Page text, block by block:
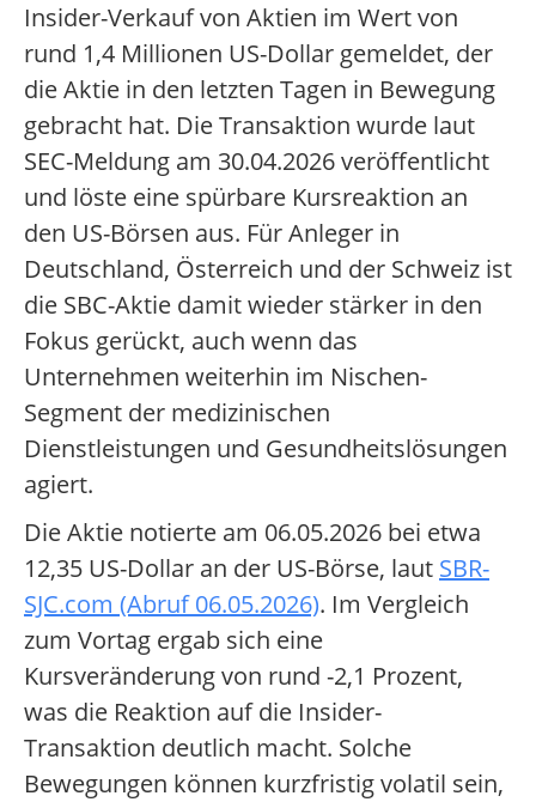
Insider-Verkauf von Aktien im Wert von
rund 1,4 Millionen US-Dollar gemeldet, der
die Aktie in den letzten Tagen in Bewegung
gebracht hat. Die Transaktion wurde laut
SEC-Meldung am 30.04.2026 veröffentlicht
und löste eine spürbare Kursreaktion an
den US-Börsen aus. Für Anleger in
Deutschland, Österreich und der Schweiz ist
die SBC-Aktie damit wieder stärker in den
Fokus gerückt, auch wenn das
Unternehmen weiterhin im Nischen-
Segment der medizinischen
Dienstleistungen und Gesundheitslösungen
agiert.
Die Aktie notierte am 06.05.2026 bei etwa
12,35 US-Dollar an der US-Börse, laut SBR-
SJC.com (Abruf 06.05.2026). Im Vergleich
zum Vortag ergab sich eine
Kursveränderung von rund -2,1 Prozent,
was die Reaktion auf die Insider-
Transaktion deutlich macht. Solche
Bewegungen können kurzfristig volatil sein,